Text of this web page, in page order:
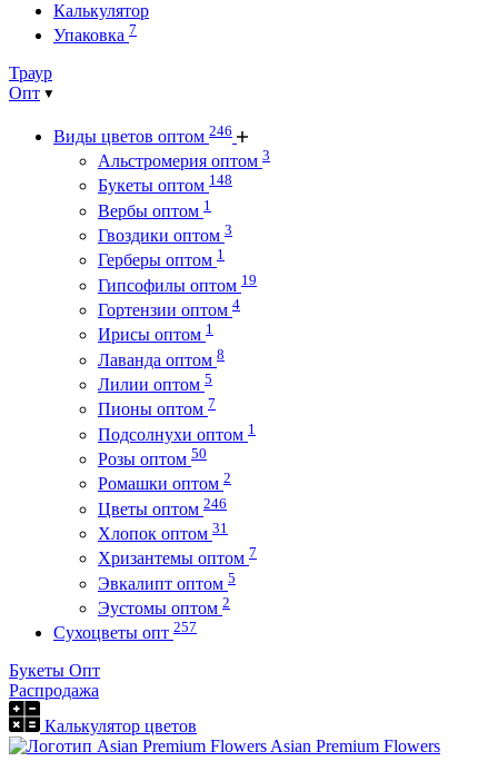
Калькулятор
Упаковка 7
Траур
Опт
Виды цветов оптом 246
Альстромерия оптом 3
Букеты оптом 148
Вербы оптом 1
Гвоздики оптом 3
Герберы оптом 1
Гипсофилы оптом 19
Гортензии оптом 4
Ирисы оптом 1
Лаванда оптом 8
Лилии оптом 5
Пионы оптом 7
Подсолнухи оптом 1
Розы оптом 50
Ромашки оптом 2
Цветы оптом 246
Хлопок оптом 31
Хризантемы оптом 7
Эвкалипт оптом 5
Эустомы оптом 2
Сухоцветы опт 257
Букеты Опт
Распродажа
Калькулятор цветов
Asian Premium Flowers